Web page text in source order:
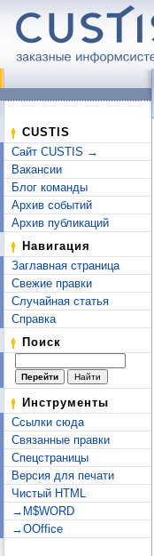
CUSTIS
Сайт CUSTIS →
Вакансии
Блог команды
Архив событий
Архив публикаций
Навигация
Заглавная страница
Свежие правки
Случайная статья
Справка
Поиск
Инструменты
Ссылки сюда
Связанные правки
Спецстраницы
Версия для печати
Чистый HTML
→M$WORD
→OOffice